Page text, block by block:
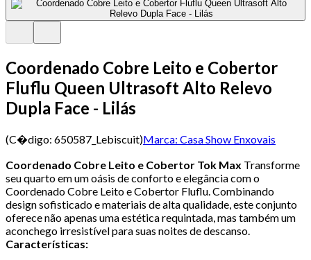
Coordenado Cobre Leito e Cobertor
Fluflu Queen Ultrasoft Alto Relevo
Dupla Face - Lilás
(C�digo: 650587_Lebiscuit)Marca: Casa Show Enxovais
Coordenado Cobre Leito e Cobertor Tok Max Transforme
seu quarto em um oásis de conforto e elegância com o
Coordenado Cobre Leito e Cobertor Fluflu. Combinando
design sofisticado e materiais de alta qualidade, este conjunto
oferece não apenas uma estética requintada, mas também um
aconchego irresistível para suas noites de descanso.
Características: